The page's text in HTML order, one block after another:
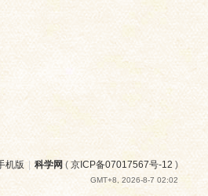
机版 科学网 (京ICP备07017567号-12 )
GMT+8, 2026-8-7 02:02